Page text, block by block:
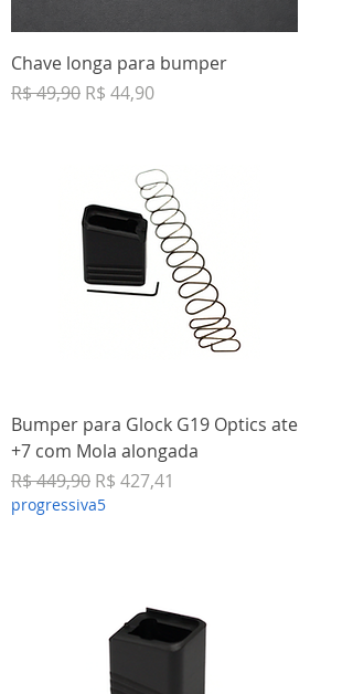
Chave longa para bumper
Preço normal
R$ 49,90 Preço promocional
R$ 44,90
Bumper para Glock G19 Optics ate
+7 com Mola alongada
Preço normal
R$ 449,90 Preço promocional
R$ 427,41
progressiva5